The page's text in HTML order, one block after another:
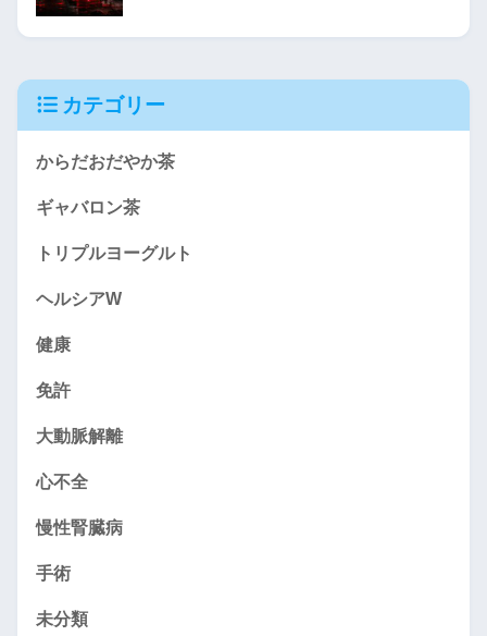
カテゴリー
からだおだやか茶
ギャバロン茶
トリプルヨーグルト
ヘルシアW
健康
免許
大動脈解離
心不全
慢性腎臓病
手術
未分類